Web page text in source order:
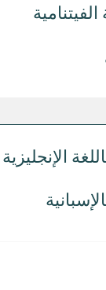
الإنجليزية